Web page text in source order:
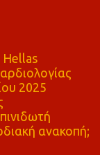
Hellas
2025
ανακοπή;